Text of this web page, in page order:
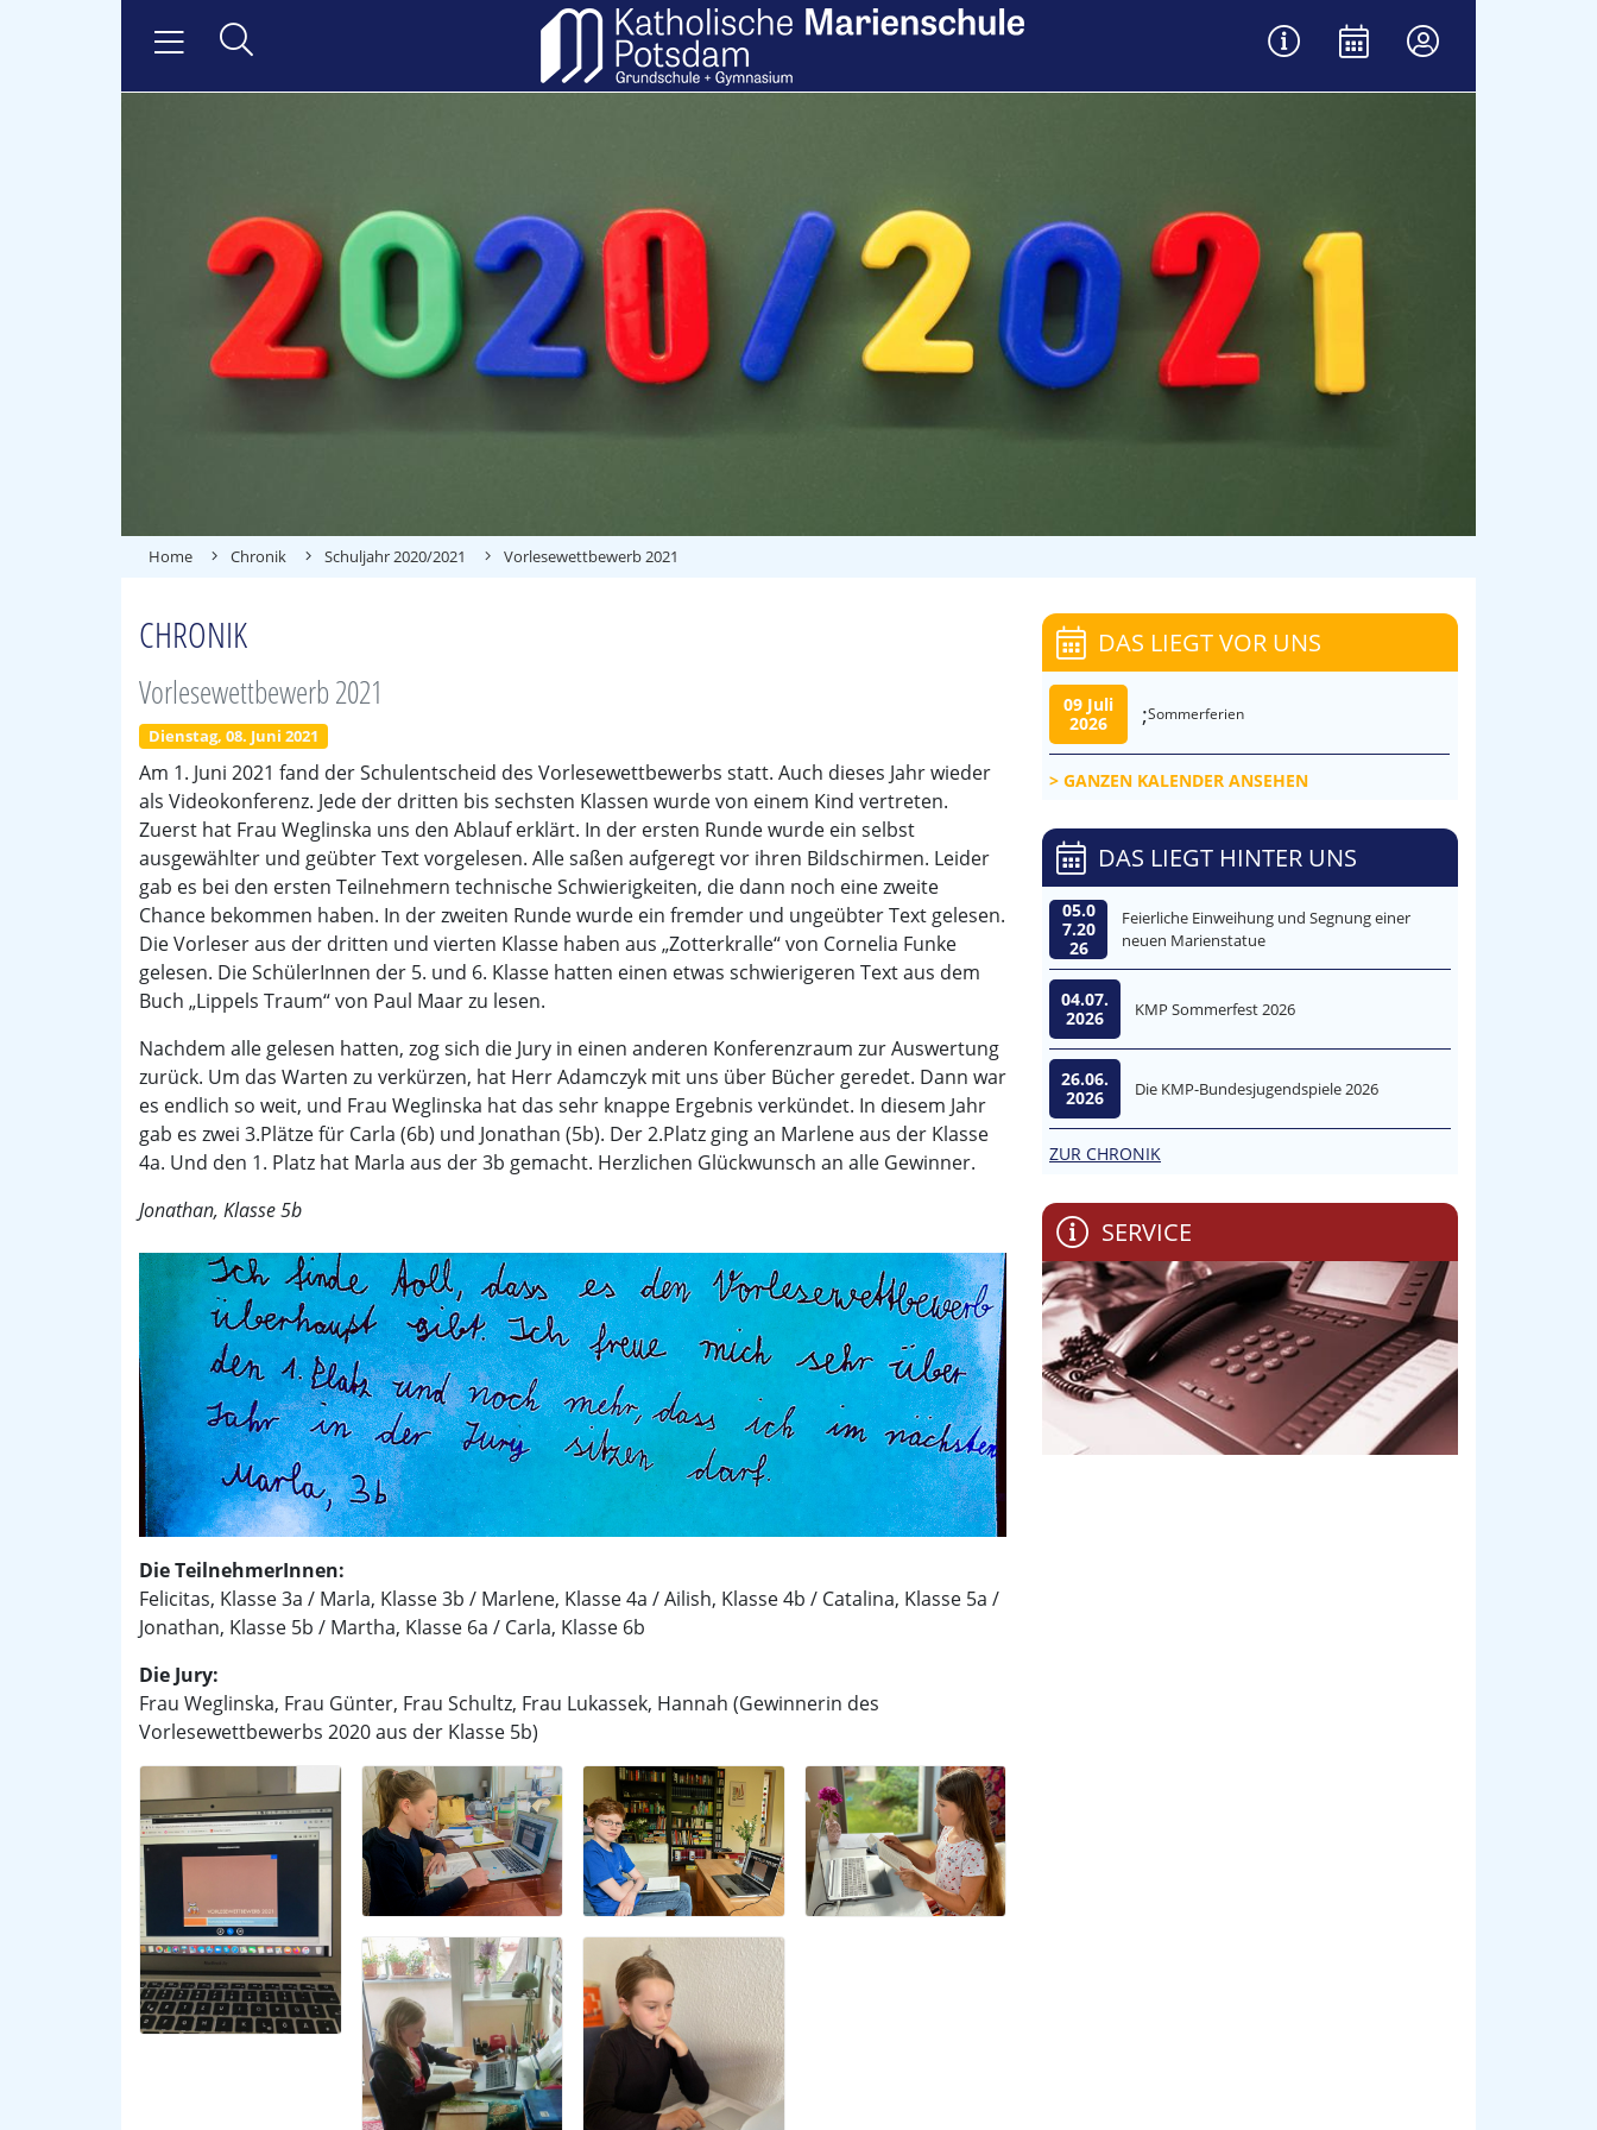
Home Chronik Schuljahr 2020/2021 Vorlesewettbewerb 2021
CHRONIK
Vorlesewettbewerb 2021
Dienstag, 08. Juni 2021
Am 1. Juni 2021 fand der Schulentscheid des Vorlesewettbewerbs statt. Auch dieses Jahr wieder
als Videokonferenz. Jede der dritten bis sechsten Klassen wurde von einem Kind vertreten.
Zuerst hat Frau Weglinska uns den Ablauf erklärt. In der ersten Runde wurde ein selbst
ausgewählter und geübter Text vorgelesen. Alle saßen aufgeregt vor ihren Bildschirmen. Leider
gab es bei den ersten Teilnehmern technische Schwierigkeiten, die dann noch eine zweite
Chance bekommen haben. In der zweiten Runde wurde ein fremder und ungeübter Text gelesen.
Die Vorleser aus der dritten und vierten Klasse haben aus „Zotterkralle“ von Cornelia Funke
gelesen. Die SchülerInnen der 5. und 6. Klasse hatten einen etwas schwierigeren Text aus dem
Buch „Lippels Traum“ von Paul Maar zu lesen.
Nachdem alle gelesen hatten, zog sich die Jury in einen anderen Konferenzraum zur Auswertung
zurück. Um das Warten zu verkürzen, hat Herr Adamczyk mit uns über Bücher geredet. Dann war
es endlich so weit, und Frau Weglinska hat das sehr knappe Ergebnis verkündet. In diesem Jahr
gab es zwei 3.Plätze für Carla (6b) und Jonathan (5b). Der 2.Platz ging an Marlene aus der Klasse
4a. Und den 1. Platz hat Marla aus der 3b gemacht. Herzlichen Glückwunsch an alle Gewinner.
Jonathan, Klasse 5b
Die TeilnehmerInnen:
Felicitas, Klasse 3a / Marla, Klasse 3b / Marlene, Klasse 4a / Ailish, Klasse 4b / Catalina, Klasse 5a /
Jonathan, Klasse 5b / Martha, Klasse 6a / Carla, Klasse 6b
Die Jury:
Frau Weglinska, Frau Günter, Frau Schultz, Frau Lukassek, Hannah (Gewinnerin des
Vorlesewettbewerbs 2020 aus der Klasse 5b)
DAS LIEGT VOR UNS
09 Juli
2026
;Sommerferien
GANZEN KALENDER ANSEHEN
DAS LIEGT HINTER UNS
05.0
7.20
26
Feierliche Einweihung und Segnung einer
neuen Marienstatue
04.07.
2026
KMP Sommerfest 2026
26.06.
2026
Die KMP-Bundesjugendspiele 2026
ZUR CHRONIK
SERVICE